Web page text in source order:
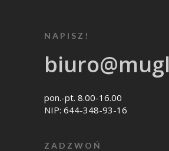
NAPISZ!
pon.-pt. 8.00-16.00
NIP: 644-348-93-16
ZADZWOŃ